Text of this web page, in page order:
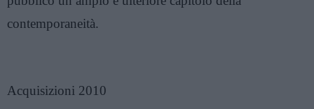
contemporaneità.
Acquisizioni 2010